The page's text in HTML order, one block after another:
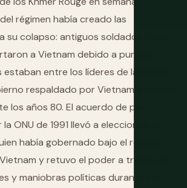
régimen había creado las
su colapso: antiguos soldados Khmer
a Vietnam debido a purgas
entre los líderes de la fuerza
respaldado por Vietnam gobernó
los años 80. El acuerdo de paz
ONU de 1991 llevó a elecciones en
había gobernado bajo el régimen
y retuvo el poder a través de
y maniobras políticas durante los